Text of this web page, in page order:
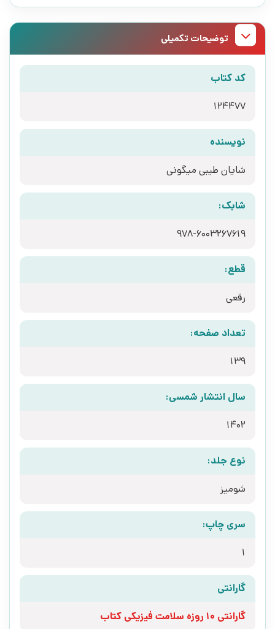
توضیحات تکمیلی
کد کتاب
124477
نویسنده
شایان طیبی میگونی
شابک:
978-6003267619
قطع:
رقعی
تعداد صفحه:
139
سال انتشار شمسی:
1402
نوع جلد:
شومیز
سری چاپ:
1
گارانتی
گارانتی 10 روزه سلامت فیزیکی کتاب